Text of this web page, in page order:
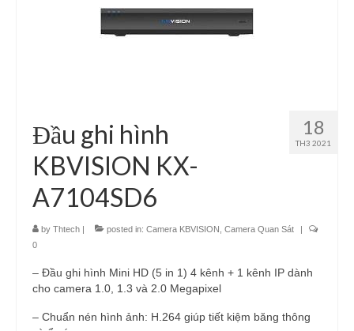
18
TH3 2021
Đầu ghi hình
KBVISION KX-
A7104SD6
by Thtech | posted in: Camera KBVISION Camera Quan Sát
|
0
– Đầu ghi hình Mini HD (5 in 1) 4 kênh + 1 kênh IP dành
cho camera 1.0, 1.3 và 2.0 Megapixel
– Chuẩn nén hình ảnh: H.264 giúp tiết kiệm băng thông